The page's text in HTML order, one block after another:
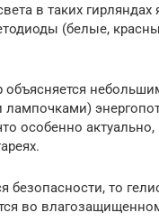
в таких гирляндах
(белые,
особенно актуально,
безопасности, то
во